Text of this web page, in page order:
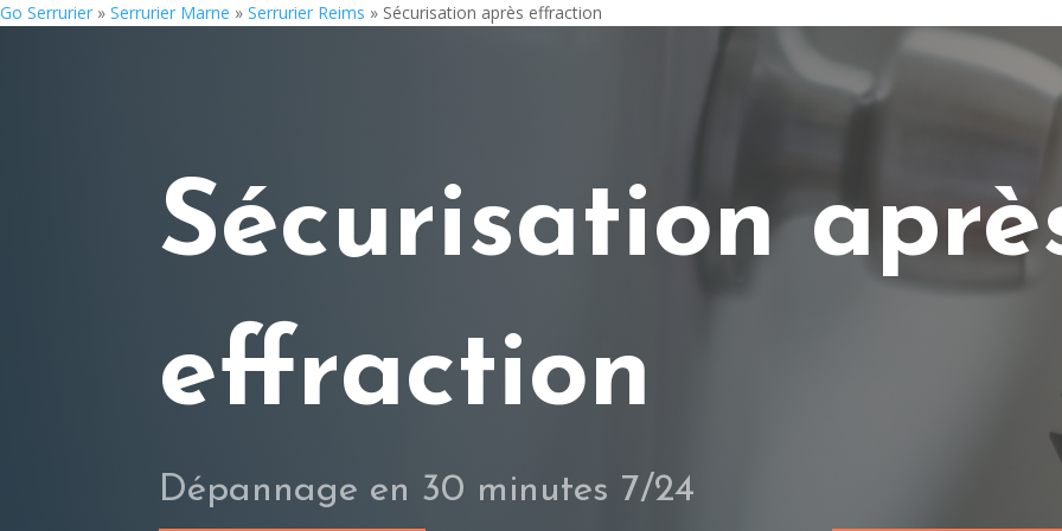
Go Serrurier » Serrurier Marne » Serrurier Reims » Sécurisation après effraction
Sécurisation
effraction
Dépannage en 30 minutes 7/24